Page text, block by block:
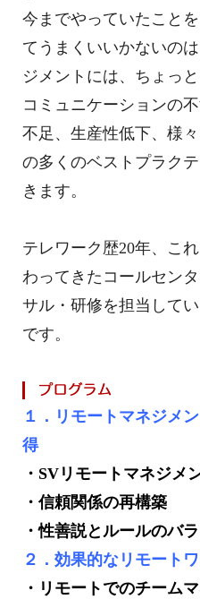
今までやっていたこと
てうまくいいかないの
ジメントには、ちょっ
コミュニケーションの
不足、生産性低下、様
の多くのベストプラク
きます。
テレワーク歴20年、こ
わってきたコールセン
サル・研修を担当して
です。
１．リモートマネジメ
得
・SVリモートマネジメ
・信頼関係の再構築
・性善説とルールのバ
２．効果的なリモート
・リモートでのチーム